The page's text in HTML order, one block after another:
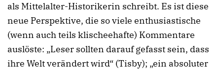
als Mittelalter-Historikerin schreibt. Es ist diese
neue Perspektive, die so viele enthusiastische
(wenn auch teils klischeehafte) Kommentare
auslöste: „Leser sollten darauf gefasst sein, dass
ihre Welt verändert wird“ (Tisby); „ein absoluter